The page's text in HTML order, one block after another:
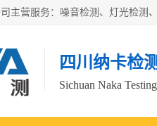
四川纳卡检
Sichuan Naka